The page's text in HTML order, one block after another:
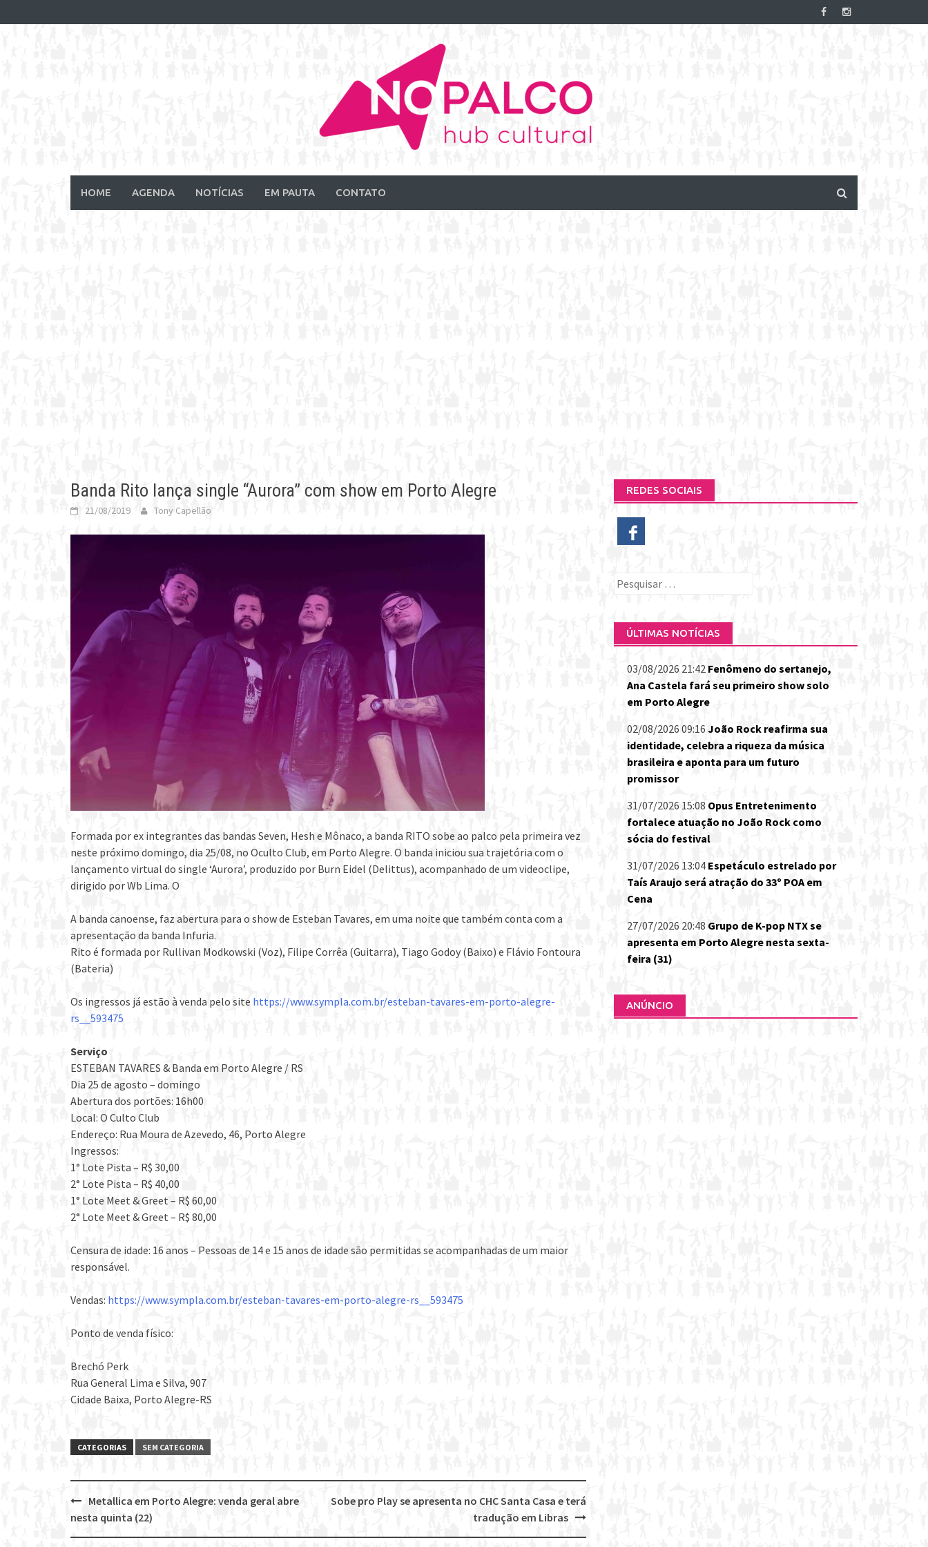
to
HOME AGENDA NOTÍCIAS EM PAUTA CONTATO
Banda Rito lança single “Aurora” com show em Porto Alegre
21/08/2019 Tony Capellão
Formada por ex integrantes das bandas Seven, Hesh e Mônaco, a banda RITO sobe ao palco pela primeira vez
neste próximo domingo, dia 25/08, no Oculto Club, em Porto Alegre. O banda iniciou sua trajetória com o
lançamento virtual do single ‘Aurora’, produzido por Burn Eidel (Delittus), acompanhado de um videoclipe,
dirigido por Wb Lima. O
A banda canoense, faz abertura para o show de Esteban Tavares, em uma noite que também conta com a
apresentação da banda Infuria.
Rito é formada por Rullivan Modkowski (Voz), Filipe Corrêa (Guitarra), Tiago Godoy (Baixo) e Flávio Fontoura
(Bateria)
Os ingressos já estão à venda pelo site https://www.sympla.com.br/esteban-tavares-em-porto-alegre-
rs__593475
Serviço
ESTEBAN TAVARES & Banda em Porto Alegre / RS
Dia 25 de agosto – domingo
Abertura dos portões: 16h00
Local: O Culto Club
Endereço: Rua Moura de Azevedo, 46, Porto Alegre
Ingressos:
1° Lote Pista – R$ 30,00
2° Lote Pista – R$ 40,00
1° Lote Meet & Greet – R$ 60,00
2° Lote Meet & Greet – R$ 80,00
Censura de idade: 16 anos – Pessoas de 14 e 15 anos de idade são permitidas se acompanhadas de um maior
responsável.
Vendas: https://www.sympla.com.br/esteban-tavares-em-porto-alegre-rs__593475
Ponto de venda físico:
Brechó Perk
Rua General Lima e Silva, 907
Cidade Baixa, Porto Alegre-RS
CATEGORIAS SEM CATEGORIA
Post
navigation
Sobe pro Play se apresenta no CHC Santa Casa e terá
tradução em Libras
Metallica em Porto Alegre: venda geral abre
nesta quinta (22)
REDES SOCIAIS
Pesquisar
ÚLTIMAS NOTÍCIAS
03/08/2026 21:42 Fenômeno do sertanejo,
Ana Castela fará seu primeiro show solo
em Porto Alegre
02/08/2026 09:16 João Rock reafirma sua
identidade, celebra a riqueza da música
brasileira e aponta para um futuro
promissor
31/07/2026 15:08 Opus Entretenimento
fortalece atuação no João Rock como
sócia do festival
31/07/2026 13:04 Espetáculo estrelado por
Taís Araujo será atração do 33º POA em
Cena
27/07/2026 20:48 Grupo de K-pop NTX se
apresenta em Porto Alegre nesta sexta-
feira (31)
ANÚNCIO